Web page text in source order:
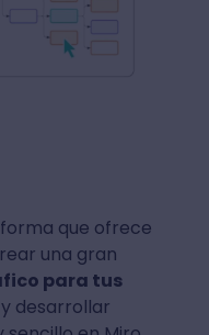
que ofrece
una gran
para tus
desarrollar